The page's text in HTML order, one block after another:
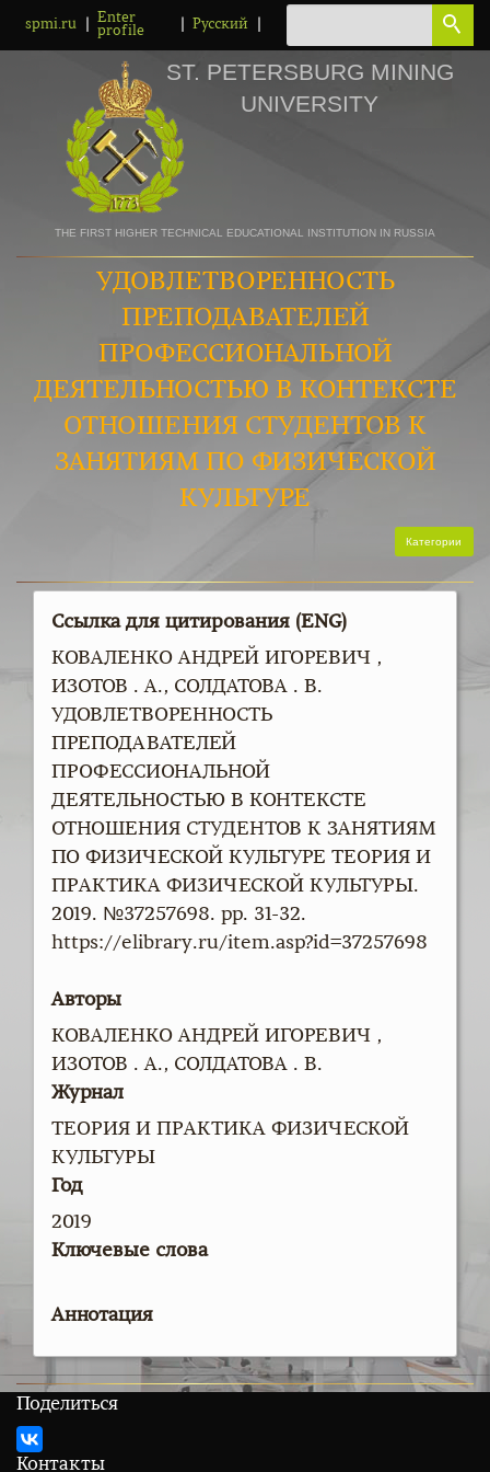
spmi.ru
Enter
profile
Русский
ST. PETERSBURG MINING
UNIVERSITY
THE FIRST HIGHER TECHNICAL EDUCATIONAL INSTITUTION IN RUSSIA
УДОВЛЕТВОРЕННОСТЬ
ПРЕПОДАВАТЕЛЕЙ
ПРОФЕССИОНАЛЬНОЙ
ДЕЯТЕЛЬНОСТЬЮ В КОНТЕКСТЕ
ОТНОШЕНИЯ СТУДЕНТОВ К
ЗАНЯТИЯМ ПО ФИЗИЧЕСКОЙ
КУЛЬТУРЕ
Категории
Ссылка для цитирования (ENG)
КОВАЛЕНКО АНДРЕЙ ИГОРЕВИЧ ,
ИЗОТОВ . А., СОЛДАТОВА . В.
УДОВЛЕТВОРЕННОСТЬ
ПРЕПОДАВАТЕЛЕЙ
ПРОФЕССИОНАЛЬНОЙ
ДЕЯТЕЛЬНОСТЬЮ В КОНТЕКСТЕ
ОТНОШЕНИЯ СТУДЕНТОВ К ЗАНЯТИЯМ
ПО ФИЗИЧЕСКОЙ КУЛЬТУРЕ ТЕОРИЯ И
ПРАКТИКА ФИЗИЧЕСКОЙ КУЛЬТУРЫ.
2019. №37257698. pp. 31-32.
https://elibrary.ru/item.asp?id=37257698
Авторы
КОВАЛЕНКО АНДРЕЙ ИГОРЕВИЧ ,
ИЗОТОВ . А., СОЛДАТОВА . В.
Журнал
ТЕОРИЯ И ПРАКТИКА ФИЗИЧЕСКОЙ
КУЛЬТУРЫ
Год
2019
Ключевые слова
Аннотация
Поделиться
Контакты